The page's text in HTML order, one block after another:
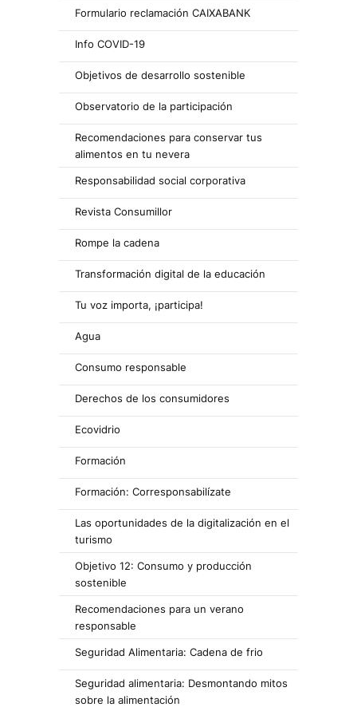
Formulario reclamación CAIXABANK
Info COVID-19
Objetivos de desarrollo sostenible
Observatorio de la participación
Recomendaciones para conservar tus
alimentos en tu nevera
Responsabilidad social corporativa
Revista Consumillor
Rompe la cadena
Transformación digital de la educación
Tu voz importa, ¡participa!
Agua
Consumo responsable
Derechos de los consumidores
Ecovidrio
Formación
Formación: Corresponsabilízate
Las oportunidades de la digitalización en el
turismo
Objetivo 12: Consumo y producción
sostenible
Recomendaciones para un verano
responsable
Seguridad Alimentaria: Cadena de frio
Seguridad alimentaria: Desmontando mitos
sobre la alimentación